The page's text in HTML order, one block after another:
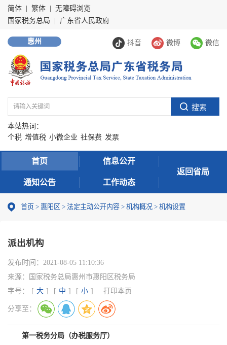
简体 繁体
无障碍浏览
国家税务总局
广东省人民政府
抖音 微博 微信
惠州
本站热词：
个税 增值税 小微企业 社保费 发票
首页 信息公开
通知公告 工作动态
返回省局
首页 > 惠阳区 > 法定主动公开内容 > 机构概况 > 机构设置
派出机构
发布时间： 2021-08-05 11:10:36
来源：
国家税务总局惠州市惠阳区税务局
字号：
[ 大 ] [ 中 ] [ 小 ] 打印本页
分享至：
第一税务分局（办税服务厅）